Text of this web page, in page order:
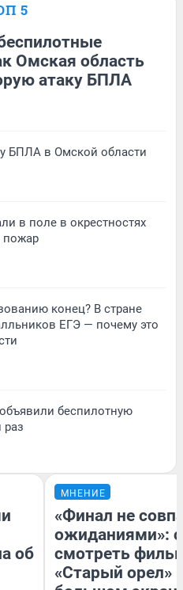
5
Омская область
атаку БПЛА
БПЛА в Омской области
в поле в окрестностях
пожар
конец? В стране
ЕГЭ — почему это
беспилотную
раз
об
МНЕНИЕ
«Финал не
ожиданиями»:
смотреть
«Старый орел»